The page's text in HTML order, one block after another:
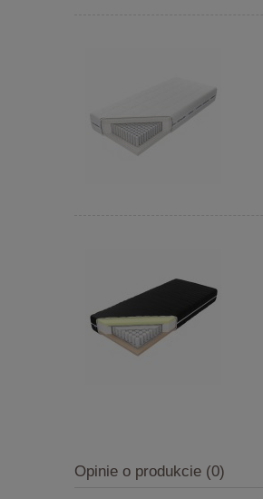
Opinie o produkcie (0)